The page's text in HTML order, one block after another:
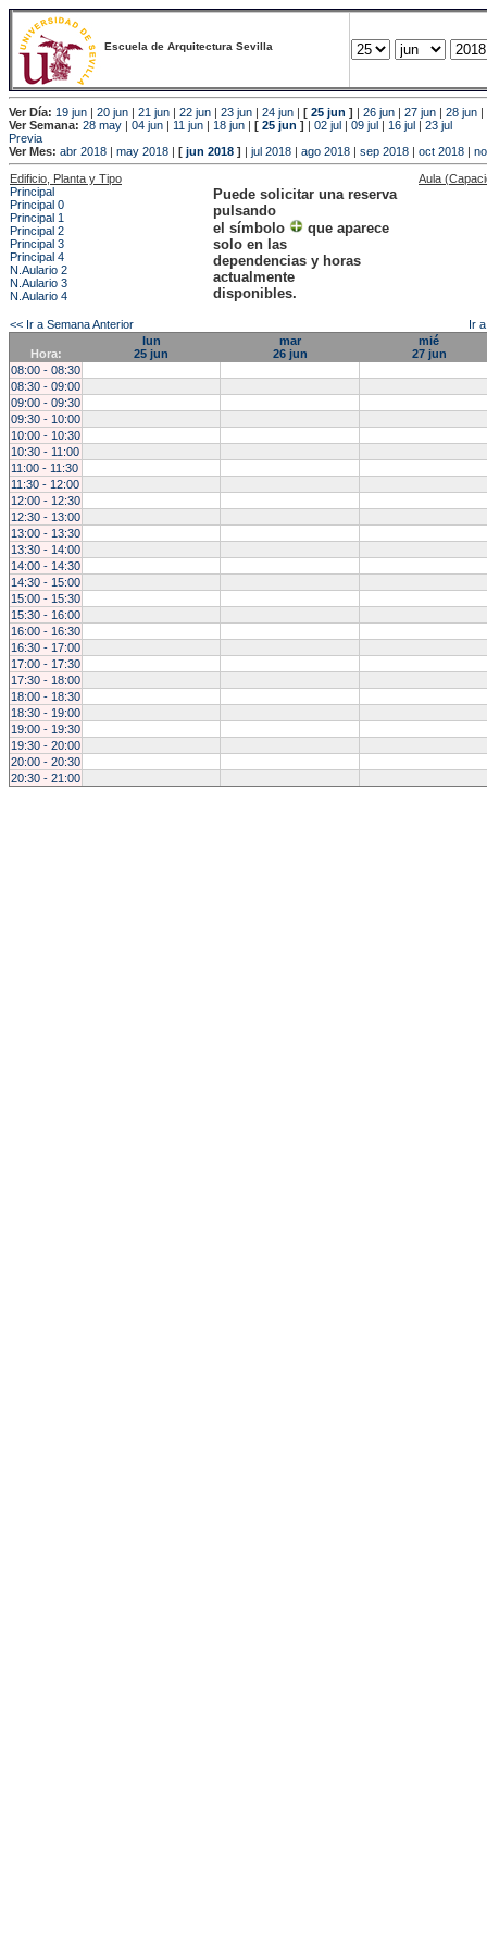
Escuela de Arquitectura Sevilla
Ver Día: 19 jun | 20 jun | 21 jun | 22 jun | 23 jun | 24 jun | [ 25 jun ] | 26 jun | 27 jun | 28 jun |
Ver Semana: 28 may | 04 jun | 11 jun | 18 jun | [ 25 jun ] | 02 jul | 09 jul | 16 jul | 23 jul
Previa
Ver Mes: abr 2018 | may 2018 | [ jun 2018 ] | jul 2018 | ago 2018 | sep 2018 | oct 2018 |
Edificio, Planta y Tipo
Principal
Principal 0
Principal 1
Principal 2
Principal 3
Principal 4
N.Aulario 2
N.Aulario 3
N.Aulario 4
Puede solicitar una reserva
pulsando
el símbolo
que aparece
solo en las
dependencias y horas
actualmente
disponibles.
Aula
<< Ir a Semana Anterior Ir
Hora:
lun
25 jun
mar
26 jun
mié
27 jun
08:00 - 08:30
08:30 - 09:00
09:00 - 09:30
09:30 - 10:00
10:00 - 10:30
10:30 - 11:00
11:00 - 11:30
11:30 - 12:00
12:00 - 12:30
12:30 - 13:00
13:00 - 13:30
13:30 - 14:00
14:00 - 14:30
14:30 - 15:00
15:00 - 15:30
15:30 - 16:00
16:00 - 16:30
16:30 - 17:00
17:00 - 17:30
17:30 - 18:00
18:00 - 18:30
18:30 - 19:00
19:00 - 19:30
19:30 - 20:00
20:00 - 20:30
20:30 - 21:00